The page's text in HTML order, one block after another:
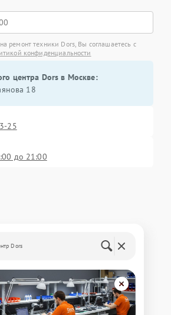
ремонт техники Dors, Вы соглашаетесь с
конфиденциальности
центра Dors в Москве:
18
25
до 21:00
Dors